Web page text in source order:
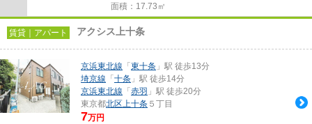
面積：17.73㎡
賃貸｜アパート アクシス上十条
京浜東北線 「 東十条 」駅 徒歩13分
埼京線 「 十条 」駅 徒歩14分
京浜東北線 「 赤羽 」駅 徒歩20分
東京都北区上十条 ５丁目
7万円